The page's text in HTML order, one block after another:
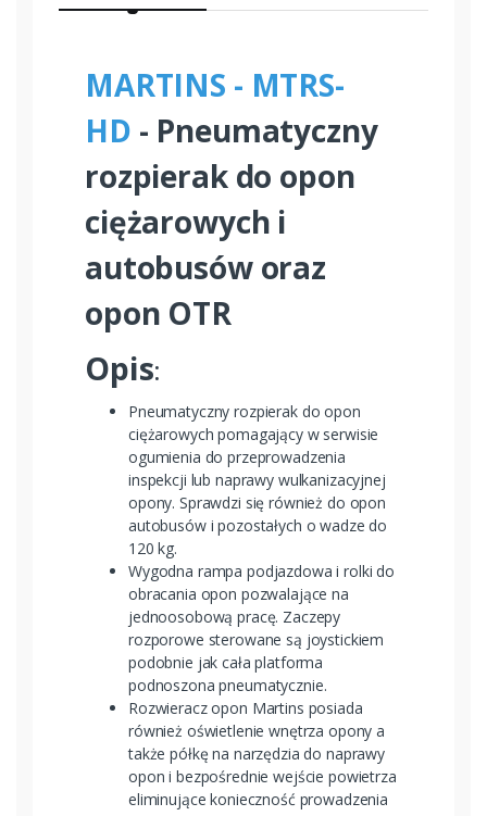
MARTINS - MTRS-
HD - Pneumatyczny
rozpierak do opon
ciężarowych i
autobusów oraz
opon OTR
Opis:
Pneumatyczny rozpierak do opon
ciężarowych pomagający w serwisie
ogumienia do przeprowadzenia
inspekcji lub naprawy wulkanizacyjnej
opony. Sprawdzi się również do opon
autobusów i pozostałych o wadze do
120 kg.
Wygodna rampa podjazdowa i rolki do
obracania opon pozwalające na
jednoosobową pracę. Zaczepy
rozporowe sterowane są joystickiem
podobnie jak cała platforma
podnoszona pneumatycznie.
Rozwieracz opon Martins posiada
również oświetlenie wnętrza opony a
także półkę na narzędzia do naprawy
opon i bezpośrednie wejście powietrza
eliminujące konieczność prowadzenia